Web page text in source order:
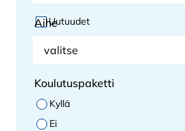
Uutuudet
Aihe
valitse
Koulutuspaketti
Kyllä
Ei